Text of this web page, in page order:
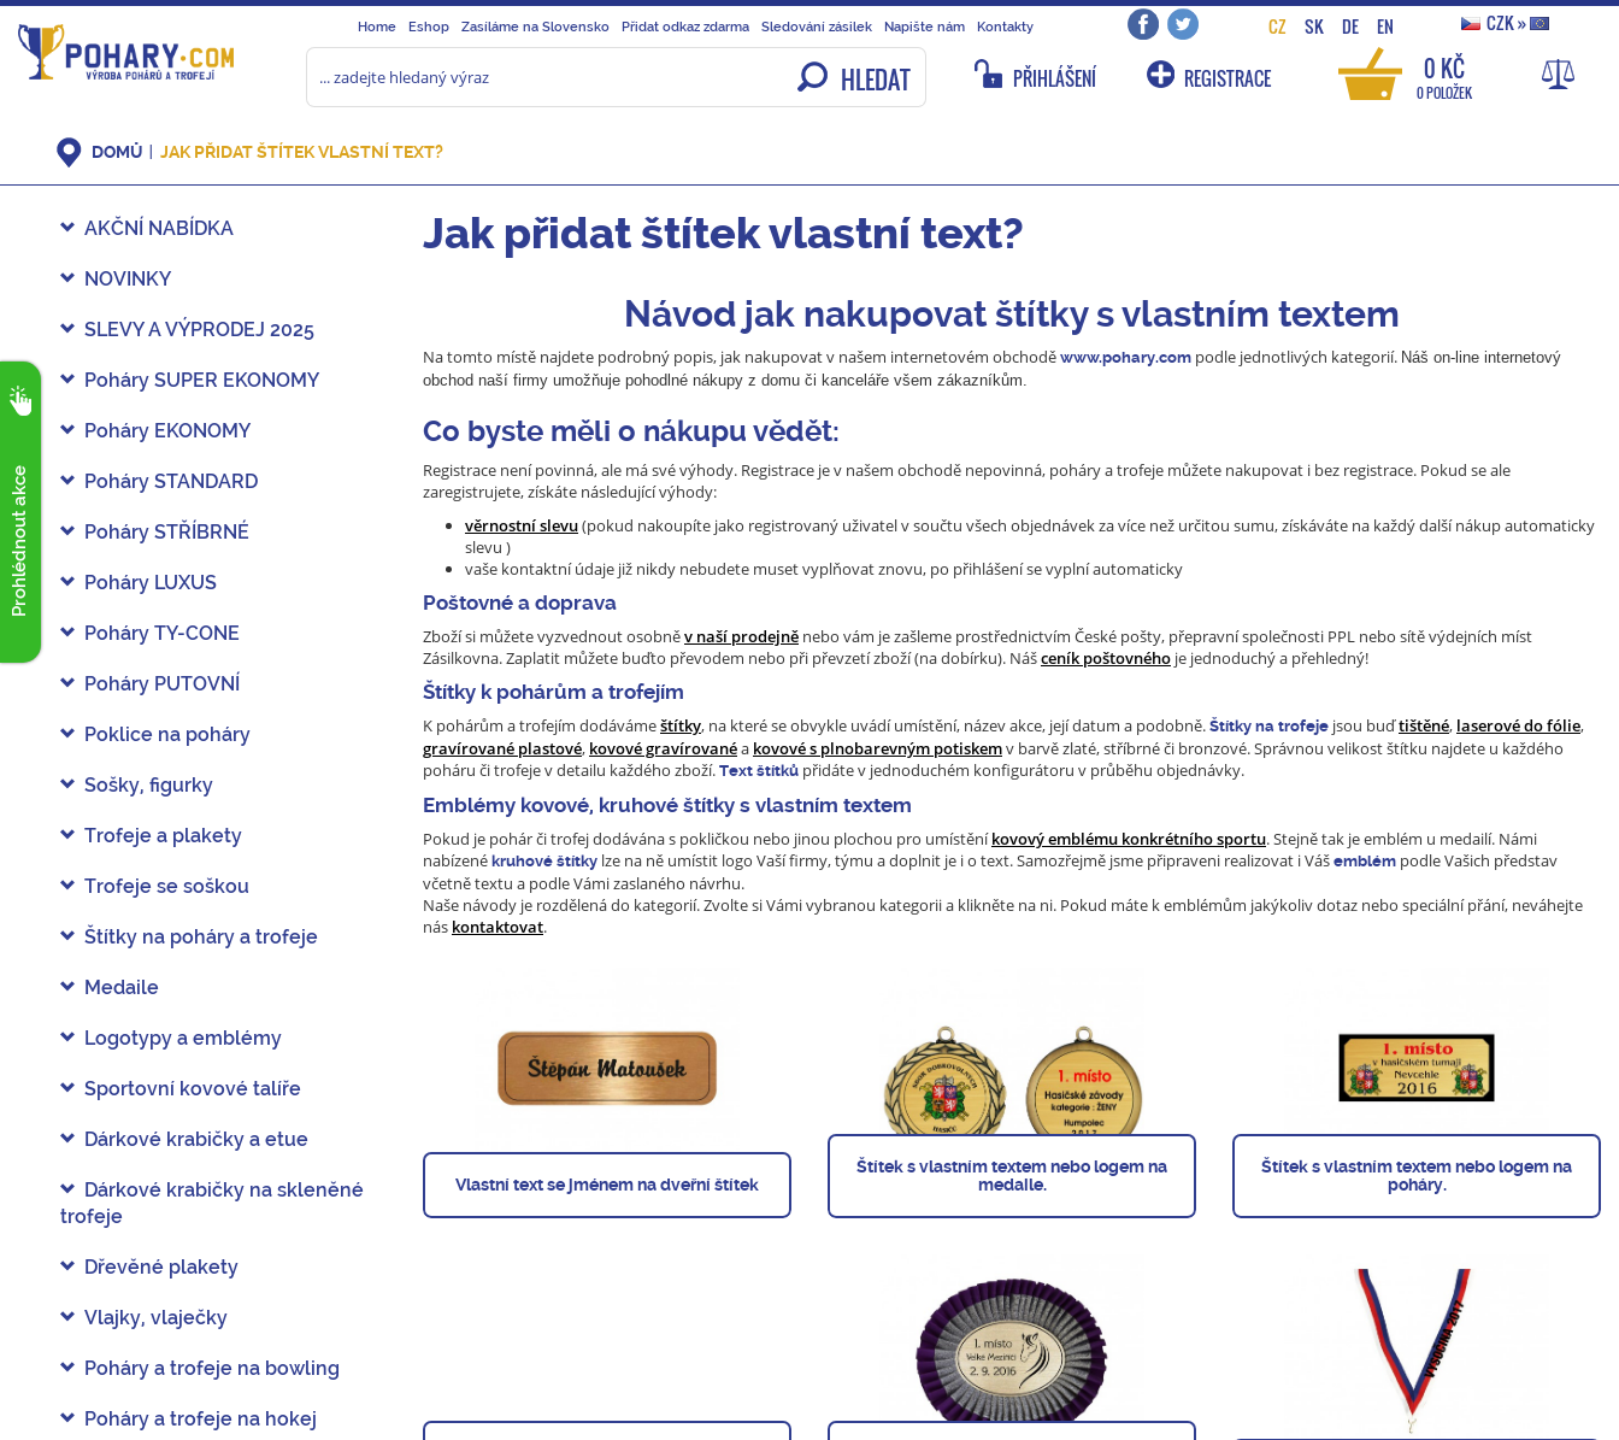
Home Eshop Zasíláme na Slovensko Přidat odkaz zdarma Sledování zásilek Napište nám Kontakty CZ SK DE EN CZK»
HLEDAT PŘIHLÁŠENÍ REGISTRACE 0 KČ
0 POLOŽEK
Prohlédnout akce
DOMŮ JAK PŘIDAT ŠTÍTEK VLASTNÍ TEXT?
AKČNÍ NABÍDKA
NOVINKY
SLEVY A VÝPRODEJ 2025
Poháry SUPER EKONOMY
Poháry EKONOMY
Poháry STANDARD
Poháry STŘÍBRNÉ
Poháry LUXUS
Poháry TY-CONE
Poháry PUTOVNÍ
Poklice na poháry
Sošky, figurky
Trofeje a plakety
Trofeje se soškou
Štítky na poháry a trofeje
Medaile
Logotypy a emblémy
Sportovní kovové talíře
Dárkové krabičky a etue
Dárkové krabičky na skleněné
trofeje
Dřevěné plakety
Vlajky, vlaječky
Poháry a trofeje na bowling
Poháry a trofeje na hokej
Jak přidat štítek vlastní text?
Návod jak nakupovat štítky s vlastním textem
Na tomto místě najdete podrobný popis, jak nakupovat v našem internetovém obchodě www.pohary.com podle jednotlivých kategorií. Náš on-line internetový
obchod naší firmy umožňuje pohodlné nákupy z domu či kanceláře všem zákazníkům.
Co byste měli o nákupu vědět:
Registrace není povinná, ale má své výhody. Registrace je v našem obchodě nepovinná, poháry a trofeje můžete nakupovat i bez registrace. Pokud se ale
zaregistrujete, získáte následující výhody:
věrnostní slevu(pokud nakoupíte jako registrovaný uživatel v součtu všech objednávek za více než určitou sumu, získáváte na každý další nákup automaticky
slevu )
vaše kontaktní údaje již nikdy nebudete muset vyplňovat znovu, po přihlášení se vyplní automaticky
Poštovné a doprava
Zboží si můžete vyzvednout osobněv naší prodejně nebo vám je zašleme prostřednictvím České pošty, přepravní společnosti PPL nebo sítě výdejních míst
Zásilkovna. Zaplatit můžete buďto převodem nebo při převzetí zboží (na dobírku). Nášceník poštovného je jednoduchý a přehledný!
Štítky k pohárům a trofejím
K pohárům a trofejím dodávámeštítky, na které se obvykle uvádí umístění, název akce, její datum a podobně. Štítky na trofeje jsou buďtištěné, laserové do fólie,
gravírované plastové, kovové gravírovanéa kovové s plnobarevným potiskemv barvě zlaté, stříbrné či bronzové. Správnou velikost štítku najdete u každého
poháru či trofeje v detailu každého zboží. Text štítků přidáte v jednoduchém konfigurátoru v průběhu objednávky.
Emblémy kovové, kruhové štítky s vlastním textem
Pokud je pohár či trofej dodávána s pokličkou nebo jinou plochou pro umístěníkovový emblému konkrétního sportu. Stejně tak je emblém u medailí. Námi
nabízené kruhové štítky lze na ně umístit logo Vaší firmy, týmu a doplnit je i o text. Samozřejmě jsme připraveni realizovat i Váš emblém podle Vašich představ
včetně textu a podle Vámi zaslaného návrhu.
Naše návody je rozdělená do kategorií. Zvolte si Vámi vybranou kategorii a klikněte na ni. Pokud máte k emblémům jakýkoliv dotaz nebo speciální přání, neváhejte
nás kontaktovat.
Vlastní text se jménem na dveřní štítek
Štítek s vlastním textem nebo logem na
medaile.
Štítek s vlastním textem nebo logem na
poháry.